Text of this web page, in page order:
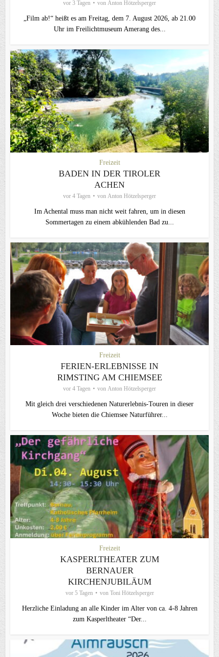
vor 3 Tagen von Anton Hötzelsperger
„Film ab!“ heißt es am Freitag, dem 7. August 2026, ab 21.00
Uhr im Freilichtmuseum Amerang des...
Freizeit
BADEN IN DER TIROLER
ACHEN
vor 4 Tagen von Anton Hötzelsperger
Im Achental muss man nicht weit fahren, um in diesen
Sommertagen zu einem abkühlenden Bad zu...
Freizeit
FERIEN-ERLEBNISSE IN
RIMSTING AM CHIEMSEE
vor 4 Tagen von Anton Hötzelsperger
Mit gleich drei verschiedenen Naturerlebnis-Touren in dieser
Woche bieten die Chiemsee Naturführer...
Freizeit
KASPERLTHEATER ZUM
BERNAUER
KIRCHENJUBILÄUM
vor 5 Tagen von Toni Hötzelsperger
Herzliche Einladung an alle Kinder im Alter von ca. 4-8 Jahren
zum Kasperltheater “Der...